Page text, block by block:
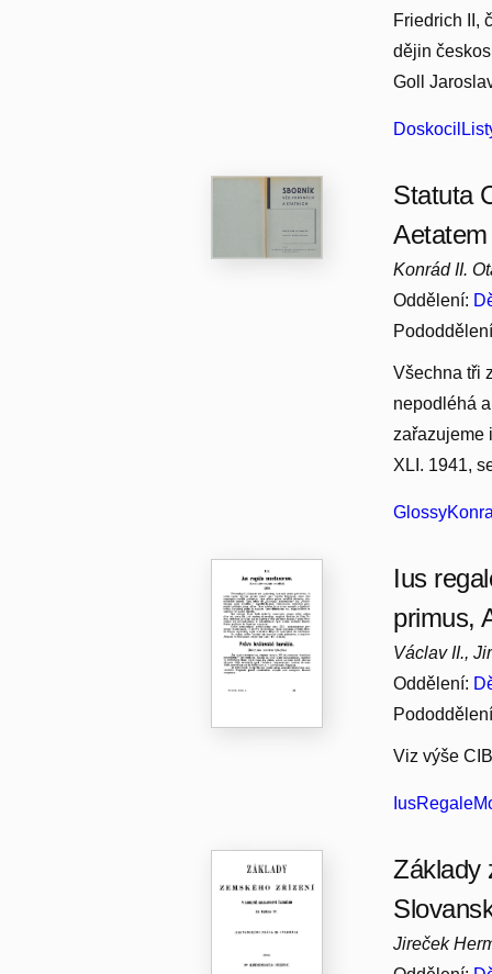
Friedrich II,
dějin
Goll
Statuta
Konrád II.
Oddělení:
Všechna tři
nepodléhá
zařazujeme
XLI. 1941,
Ius
primus,
Václav II.,
Oddělení:
Viz výše
Základy
Jireček